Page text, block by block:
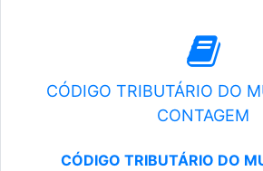
CÓDIGO TRIBUTÁRIO DO
CONTAGEM
CÓDIGO TRIBUTÁRIO DO